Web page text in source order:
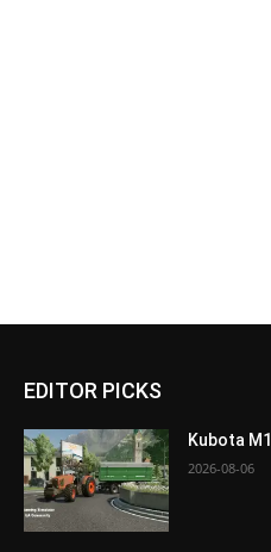
EDITOR PICKS
Kubota
2026-08-06